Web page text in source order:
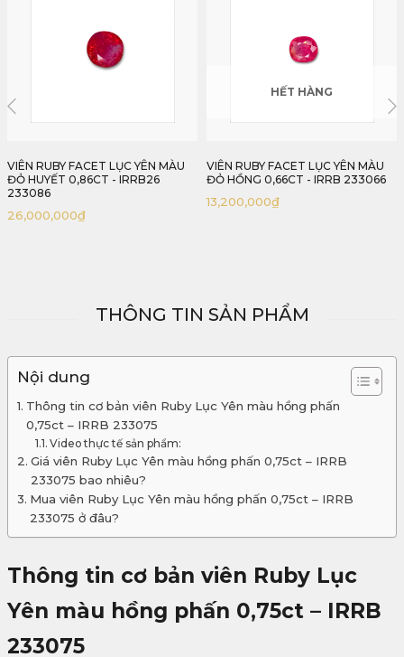
VIÊN RUBY FACET LỤC YÊN MÀU
ĐỎ HỒNG 0,66CT - IRRB 233066
13,200,000
HẾT HÀNG
VIÊN RUBY MÀU ĐỎ HỒNG ĐẸP
0,55CT - IRRB 233055
11,000,000₫
THÔNG TIN SẢN PHẨM
Nội dung
Thông tin cơ bản viên Ruby Lục Yên màu hồng phấn
0,75ct – IRRB 233075
Video thực tế sản phẩm:
Giá viên Ruby Lục Yên màu hồng phấn 0,75ct – IRRB
233075 bao nhiêu?
Mua viên Ruby Lục Yên màu hồng phấn 0,75ct – IRRB
233075 ở đâu?
Thông tin cơ bản viên Ruby Lục
Yên màu hồng phấn 0,75ct – IRRB
233075